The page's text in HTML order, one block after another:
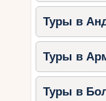
Туры в
Туры в
Туры в